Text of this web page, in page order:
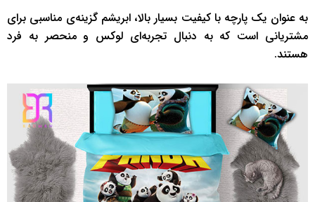
به عنوان یک پارچه با کیفیت بسیار بالا، ابریشم گزینه‌ی مناسبی برای
مشتریانی است که به دنبال تجربه‌ای لوکس و منحصر به فرد
هستند.